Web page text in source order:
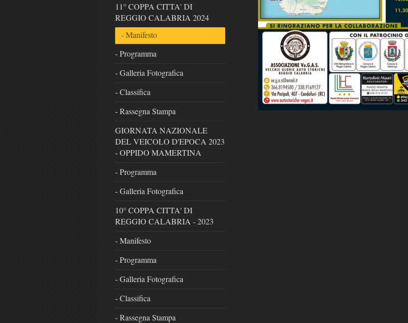
11° COPPA CITTA' DI
REGGIO CALABRIA 2024
- Manifesto
- Programma
- Galleria Fotografica
- Classifica
- Rassegna Stampa
GIORNATA NAZIONALE
DEL VEICOLO D'EPOCA 2023
- OPPIDO MAMERTINA
- Programma
- Galleria Fotografica
10° COPPA CITTA' DI
REGGIO CALABRIA - 2023
- Manifesto
- Programma
- Galleria Fotografica
- Classifica
- Rassegna Stampa